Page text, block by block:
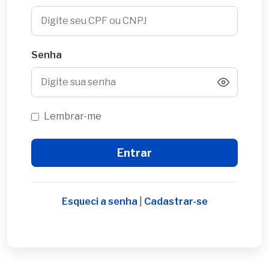
Senha
Lembrar-me
Esqueci a senha Cadastrar-se